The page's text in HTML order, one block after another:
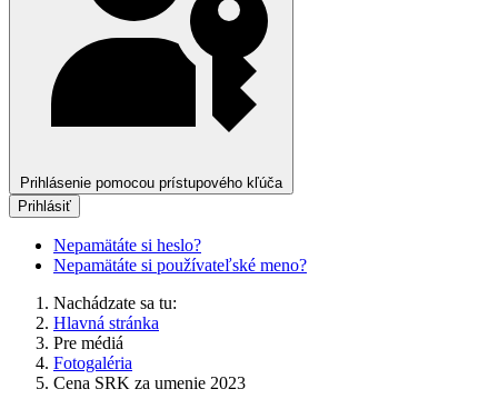
Prihlásenie pomocou prístupového kľúča
Prihlásiť
Nepamätáte si heslo?
Nepamätáte si používateľské meno?
Nachádzate sa tu:
Hlavná stránka
Pre médiá
Fotogaléria
Cena SRK za umenie 2023